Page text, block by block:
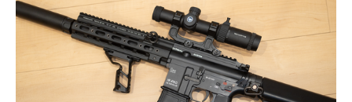
ジナルのアバターをClusterで使うことが出来ます。 か
んたんですね。 VRoid Studioとは VRoid Studioは、
Pixivさんが作ってる人型アバターの3Dモデルを作成で
きる、Windows/Macのアプリケーションです。無償で